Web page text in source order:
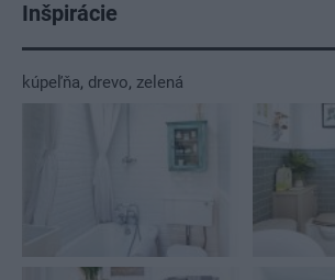
Inšpirácie
kúpeľňa, drevo, zelená